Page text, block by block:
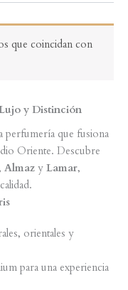
que coincidan con
y Distinción
perfumería que fusiona
Oriente. Descubre
Almaz y Lamar,
orientales y
para una experiencia